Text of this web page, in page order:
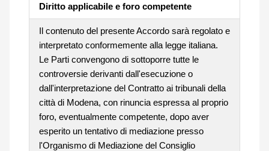
Diritto applicabile e foro competente
Il contenuto del presente Accordo sarà regolato e
interpretato conformemente alla legge italiana.
Le Parti convengono di sottoporre tutte le
controversie derivanti dall'esecuzione o
dall'interpretazione del Contratto ai tribunali della
città di Modena, con rinuncia espressa al proprio
foro, eventualmente competente, dopo aver
esperito un tentativo di mediazione presso
l'Organismo di Mediazione del Consiglio